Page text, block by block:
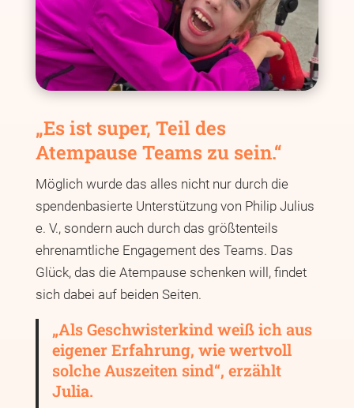
„Es ist super, Teil des
Atempause Teams zu sein.“
Möglich wurde das alles nicht nur durch die
spendenbasierte Unterstützung von Philip Julius
e. V., sondern auch durch das größtenteils
ehrenamtliche Engagement des Teams. Das
Glück, das die Atempause schenken will, findet
sich dabei auf beiden Seiten.
„Als Geschwisterkind weiß ich aus
eigener Erfahrung, wie wertvoll
solche Auszeiten sind“, erzählt
Julia.